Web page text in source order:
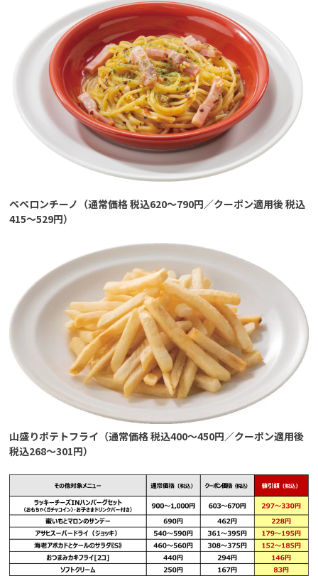
ペペロンチーノ（通常価格 税込620～790円／クーポン適用後 税込
415～529円）
山盛りポテトフライ（通常価格 税込400～450円／クーポン適用後
税込268～301円）